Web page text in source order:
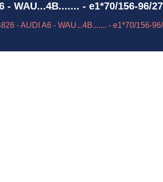
WAU...4B....... - e1*70/156-96/
- AUDI A6 - WAU...4B....... - e1*70/156-